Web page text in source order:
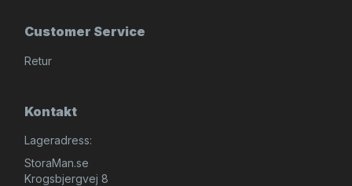
Customer Service
Retur
Kontakt
Lageradress:
StoraMan.se
Krogsbjergvej 8